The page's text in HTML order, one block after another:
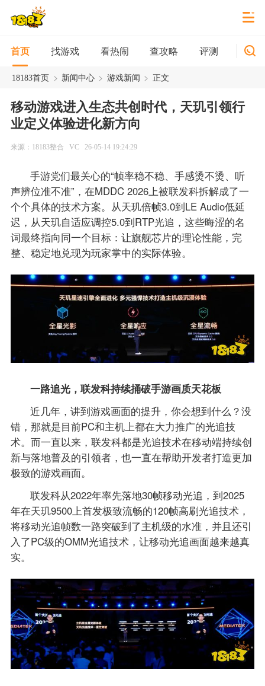
首页 找游戏 看热闹 查攻略 评测 新游
18183首页 > 新闻中心 > 游戏新闻 > 正文
移动游戏进入生态共创时代，天玑引领行
业定义体验进化新方向
来源：18183整合 VC 26-05-14 19:24:29
手游党们最关心的“帧率稳不稳、手感烫不烫、听
声辨位准不准”，在MDDC 2026上被联发科拆解成了一
个个具体的技术方案。从天玑倍帧3.0到LE Audio低延
迟，从天玑自适应调控5.0到RTP光追，这些晦涩的名
词最终指向同一个目标：让旗舰芯片的理论性能，完
整、稳定地兑现为玩家掌中的实际体验。
一路追光，联发科持续捅破手游画质天花板
近几年，讲到游戏画面的提升，你会想到什么？没
错，那就是目前PC和主机上都在大力推广的光追技
术。而一直以来，联发科都是光追技术在移动端持续创
新与落地普及的引领者，也一直在帮助开发者打造更加
极致的游戏画面。
联发科从2022年率先落地30帧移动光追，到2025
年在天玑9500上首发极致流畅的120帧高刷光追技术，
将移动光追帧数一路突破到了主机级的水准，并且还引
入了PC级的OMM光追技术，让移动光追画面越来越真
实。